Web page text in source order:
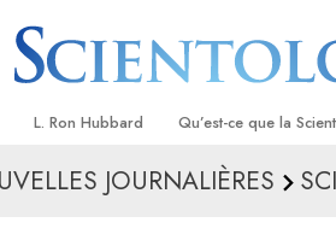
L. Ron Hubbard Qu’est-ce que la
Croyances et pratiques
JOURNALIÈRES